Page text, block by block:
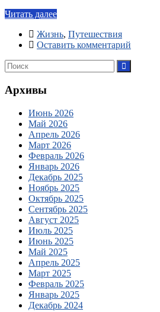
Читать далее
Жизнь, Путешествия
Оставить комментарий
Архивы
Июнь 2026
Май 2026
Апрель 2026
Март 2026
Февраль 2026
Январь 2026
Декабрь 2025
Ноябрь 2025
Октябрь 2025
Сентябрь 2025
Август 2025
Июль 2025
Июнь 2025
Май 2025
Апрель 2025
Март 2025
Февраль 2025
Январь 2025
Декабрь 2024